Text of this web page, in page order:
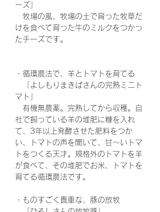
ーズ」
牧場の風、牧場の土で育った牧草だ
けを食べて育った牛のミルクをつかっ
たチーズです。
・循環農法で、羊とトマトを育てる
「よしもりまきばさんの完熟ミニト
マト」
有機無農薬。完熟してから収穫。自
社で飼っている羊の堆肥に糠を入れ
て、3年以上発酵させた肥料をつか
い、トマトの声を聞いて、甘〜いトマ
トをつくる天才。規格外のトマトを羊
が食べて、その堆肥でお米、トマトを
育てる循環農法です。
・ものすごく貴重な、豚の放牧